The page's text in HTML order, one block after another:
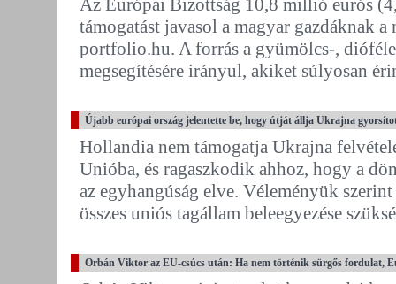
támogatást javasol a magyar gazdáknak
portfolio.hu. A forrás a gyümölcs-,
megsegítésére irányul, akiket súlyosan
Újabb európai ország jelentette be, hogy útját állja Ukrajna
Hollandia nem támogatja Ukrajna
Unióba, és ragaszkodik ahhoz, hogy a
az egyhangúság elve. Véleményük
összes uniós tagállam beleegyezése
Orbán Viktor az EU-csúcs után: Ha nem történik sürgős fordulat,